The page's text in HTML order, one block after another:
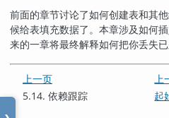
前面的章节讨论了如何创建表和其
候给表填充数据了。本章涉及如何
来的一章将最终解释如何把你丢失
上一页 上
5.14. 依赖跟踪
起